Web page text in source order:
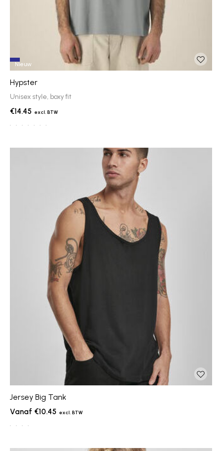
Nieuw
Hypster
Unisex style, boxy fit
€14.45
Jersey Big Tank
€10.45